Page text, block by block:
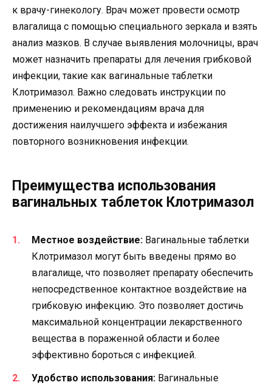
к врачу-гинекологу. Врач может провести осмотр
влагалища с помощью специального зеркала и взять
анализ мазков. В случае выявления молочницы, врач
может назначить препараты для лечения грибковой
инфекции, такие как вагинальные таблетки
Клотримазол. Важно следовать инструкции по
применению и рекомендациям врача для
достижения наилучшего эффекта и избежания
повторного возникновения инфекции.
Преимущества использования
вагинальных таблеток Клотримазол
Местное воздействие: Вагинальные таблетки
Клотримазол могут быть введены прямо во
влагалище, что позволяет препарату обеспечить
непосредственное контактное воздействие на
грибковую инфекцию. Это позволяет достичь
максимальной концентрации лекарственного
вещества в пораженной области и более
эффективно бороться с инфекцией.
Удобство использования: Вагинальные